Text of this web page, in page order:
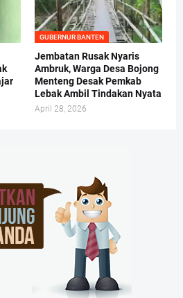
GUBERNUR BANTEN
Jembatan Rusak Nyaris
Ambruk, Warga Desa Bojong
Menteng Desak Pemkab
Lebak Ambil Tindakan Nyata
April 28, 2026